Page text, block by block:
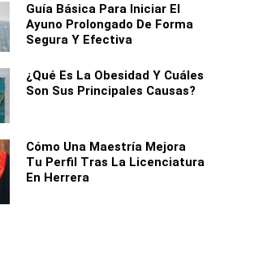
Guía Básica Para Iniciar El
Ayuno Prolongado De Forma
Segura Y Efectiva
¿Qué Es La Obesidad Y Cuáles
Son Sus Principales Causas?
Cómo Una Maestría Mejora
Tu Perfil Tras La Licenciatura
En Herrera